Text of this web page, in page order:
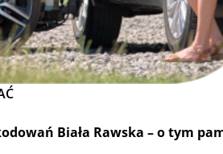
Biała Rawska – o tym